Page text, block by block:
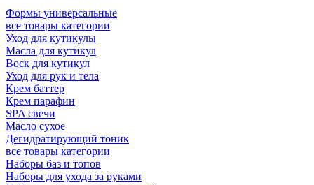
Формы универсальные
все товары категории
Уход для кутикулы
Масла для кутикул
Воск для кутикул
Уход для рук и тела
Крем баттер
Крем парафин
SPA свечи
Масло сухое
Дегидратирующий тоник
все товары категории
Наборы баз и топов
Наборы для ухода за руками